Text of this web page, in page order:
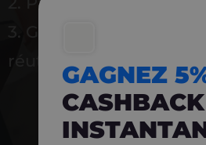
3. Gagnez
réutiliserGAGNEZ
CASHBACK